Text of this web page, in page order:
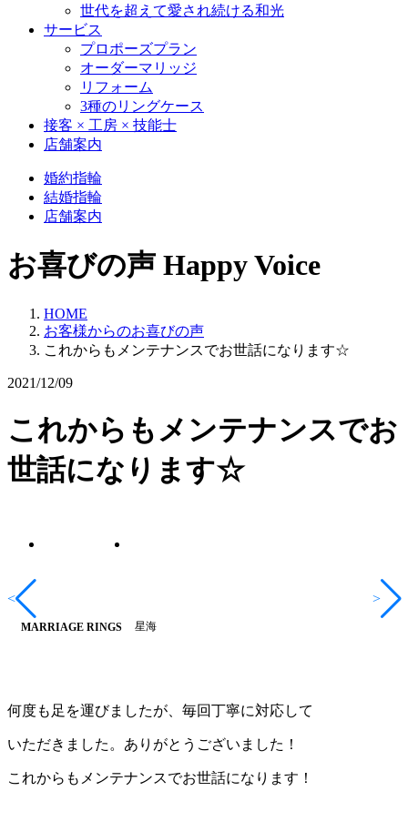
< >
世代を超えて愛され続ける和光
サービス
プロポーズプラン
オーダーマリッジ
リフォーム
3種のリングケース
接客 × 工房 × 技能士
店舗案内
婚約指輪
結婚指輪
店舗案内
お喜びの声 Happy Voice
HOME
お客様からのお喜びの声
これからもメンテナンスでお世話になります☆
2021/12/09
これからもメンテナンスでお
世話になります☆
MARRIAGE RINGS 星海
何度も足を運びましたが、毎回丁寧に対応して
いただきました。ありがとうございました！
これからもメンテナンスでお世話になります！